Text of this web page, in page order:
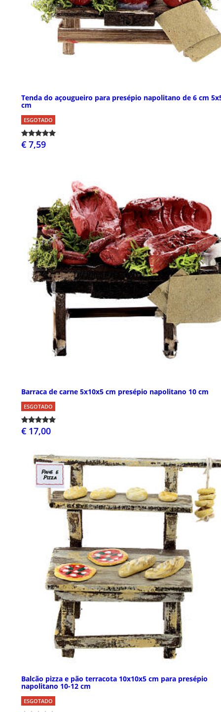
Tenda do açougueiro para presépio napolitano de 6 cm
cm
ESGOTADO
€ 7,59
Barraca de carne 5x10x5 cm presépio napolitano 10 cm
ESGOTADO
€ 17,00
Balcão pizza e pão terracota 10x10x5 cm para presépio
napolitano 10-12 cm
ESGOTADO